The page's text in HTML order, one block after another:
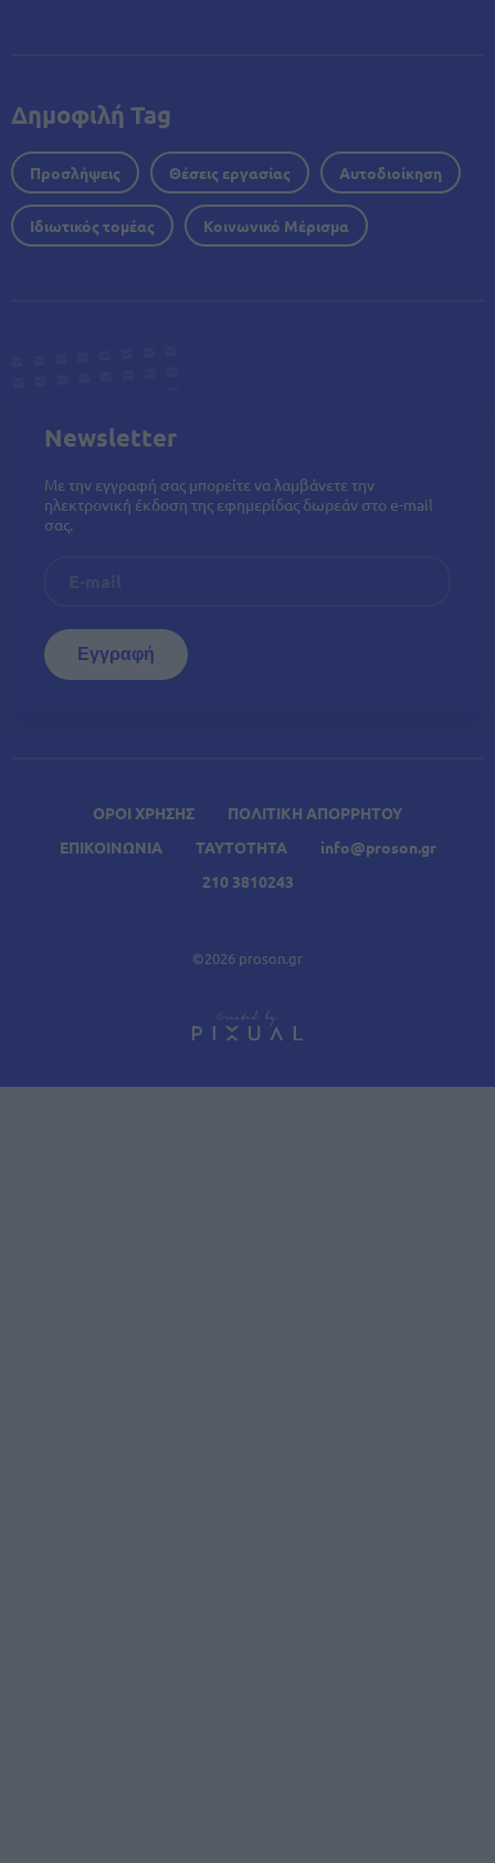
ΟΡΟΙ ΧΡΗΣΗΣ
ΠΟΛΙΤΙΚΗ ΑΠΟΡΡΗΤΟΥ
ΕΠΙΚΟΙΝΩΝΙΑ
ΤΑΥΤΟΤΗΤΑ
info@proson.gr
210 3810243
©2026 proson.gr
Δημοφιλή Tag
Προσλήψεις Θέσεις εργασίας Αυτοδιοίκηση
Ιδιωτικός τομέας Κοινωνικό Μέρισμα
Newsletter
Με την εγγραφή σας μπορείτε να λαμβάνετε την
ηλεκτρονική έκδοση της εφημερίδας δωρεάν στο e-mail
σας.